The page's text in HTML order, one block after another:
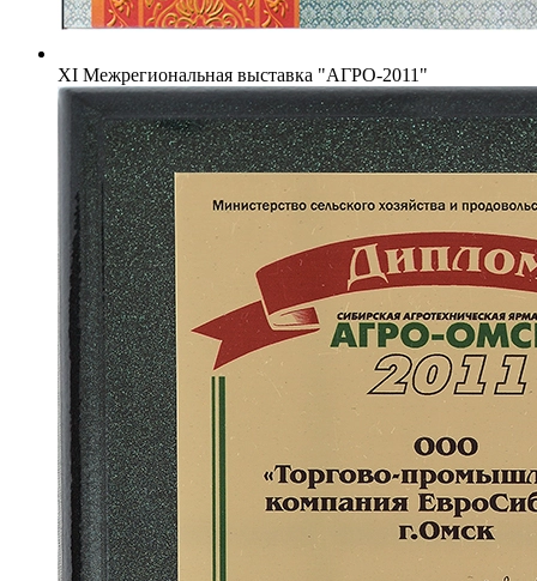
XI Межрегиональная выставка "АГРО-2011"